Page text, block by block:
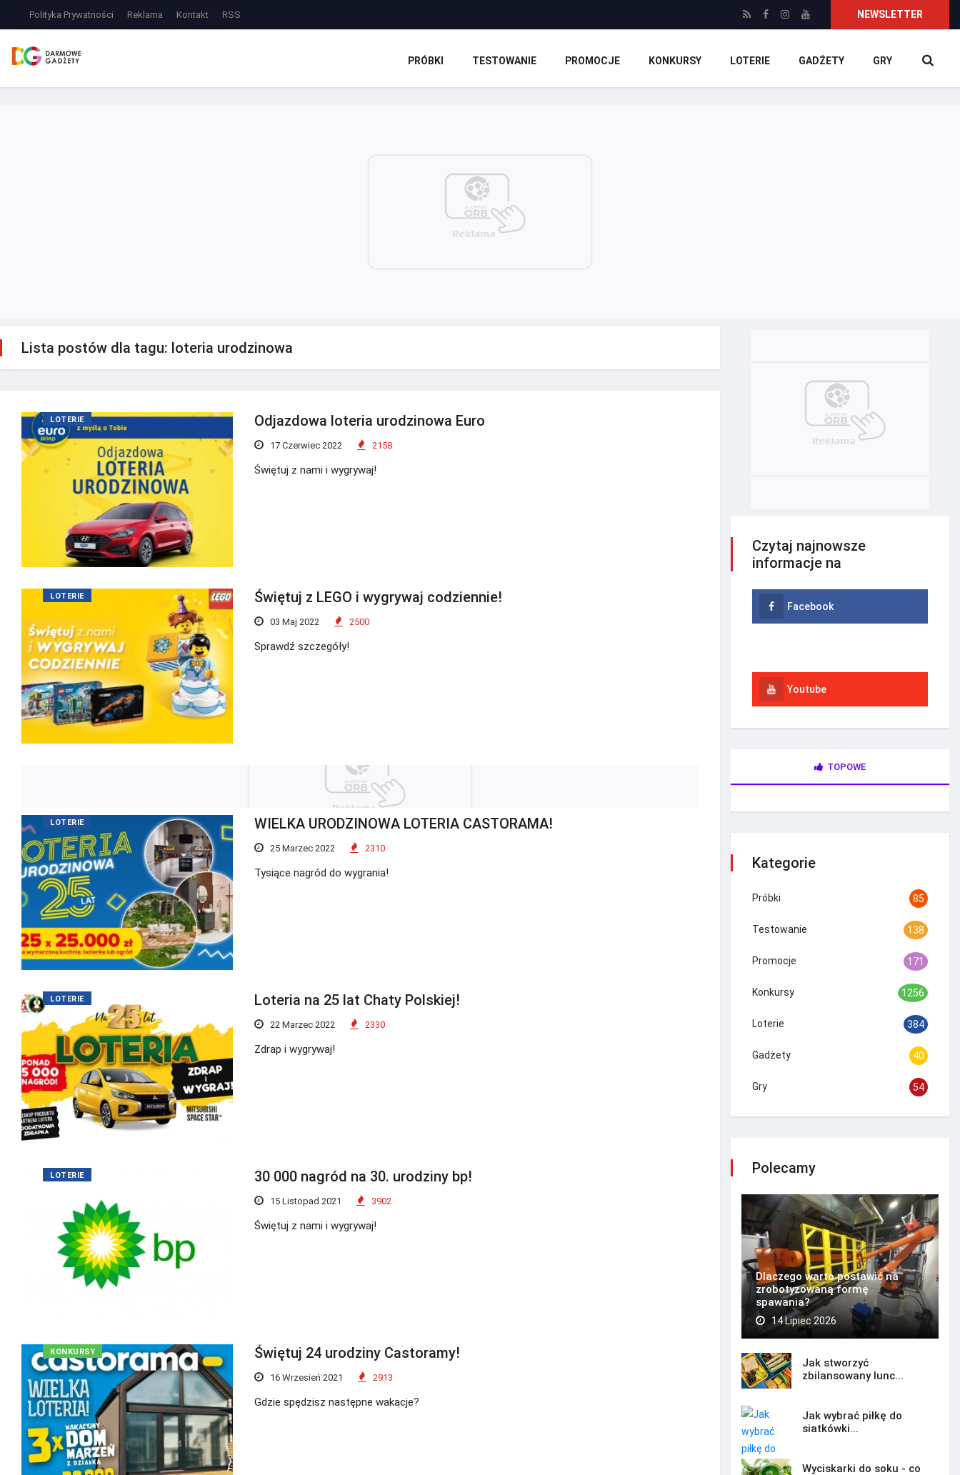
Polityka Prywatności Reklama Kontakt RSS NEWSLETTER
PRÓBKI TESTOWANIE PROMOCJE KONKURSY LOTERIE GADŻETY GRY
Lista postów dla tagu: loteria urodzinowa
LOTERIE Odjazdowa loteria urodzinowa Euro
17 Czerwiec 2022 2158
Świętuj z nami i wygrywaj!
LOTERIE Świętuj z LEGO i wygrywaj codziennie!
03 Maj 2022 2500
Sprawdź szczegóły!
LOTERIE WIELKA URODZINOWA LOTERIA CASTORAMA!
25 Marzec 2022 2310
Tysiące nagród do wygrania!
LOTERIE Loteria na 25 lat Chaty Polskiej!
22 Marzec 2022 2330
Zdrap i wygrywaj!
LOTERIE 30 000 nagród na 30. urodziny bp!
15 Listopad 2021 3902
Świętuj z nami i wygrywaj!
KONKURSY Świętuj 24 urodziny Castoramy!
16 Wrzesień 2021 2913
Gdzie spędzisz następne wakacje?
Czytaj najnowsze
informacje na
Facebook
Youtube
TOPOWE
Kategorie
Próbki 85
Testowanie 138
Promocje 171
Konkursy 1256
Loterie 384
Gadżety 40
Gry 54
Polecamy
Dlaczego warto postawić na
zrobotyzowaną formę
spawania?
14 Lipiec 2026
Jak stworzyć
zbilansowany lunc...
Jak wybrać piłkę do
siatkówki...
Wyciskarki do soku - co